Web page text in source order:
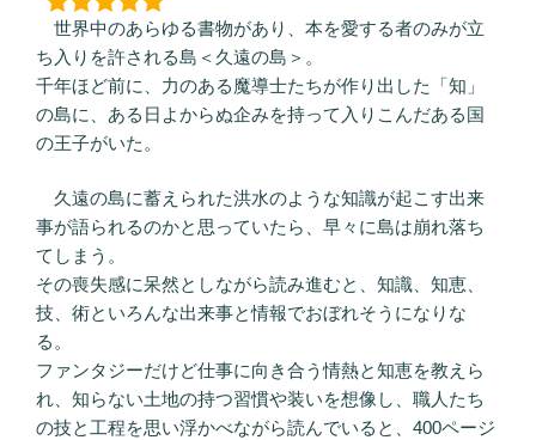
世界中のあらゆる書物があり、本を愛する者のみが立
ち入りを許される島＜久遠の島＞。
千年ほど前に、力のある魔導士たちが作り出した「知」
の島に、ある日よからぬ企みを持って入りこんだある国
の王子がいた。
久遠の島に蓄えられた洪水のような知識が起こす出来
事が語られるのかと思っていたら、早々に島は崩れ落ち
てしまう。
その喪失感に呆然としながら読み進むと、知識、知恵、
技、術といろんな出来事と情報でおぼれそうになりな
る。
ファンタジーだけど仕事に向き合う情熱と知恵を教えら
れ、知らない土地の持つ習慣や装いを想像し、職人たち
の技と工程を思い浮かべながら読んでいると、400ページ